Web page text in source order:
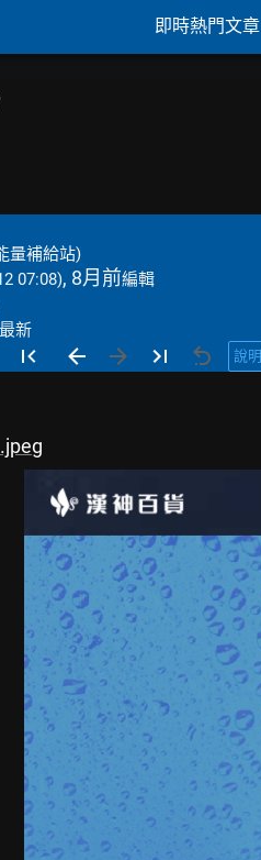
即時熱門文章
量補給站)
07:08), 8月前編輯
最新
說明